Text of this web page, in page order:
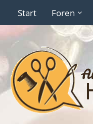
Start Foren